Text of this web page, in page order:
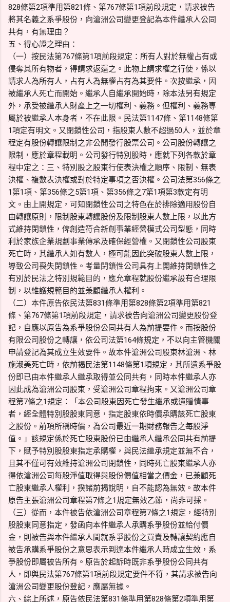
828條第2項準用第821條、第767條第1項前段規定，請求被告
將其名義之系爭股份，向滄洲公司變更登記為本件繼承人公同
共有，有無理由？
五、得心證之理由：
（一）按民法第767條第1項前段規定：所有人對於無權占有或
侵奪其所有物者，得請求返還之。此物上請求權之行使，係以
請求人為所有人，占有人為無權占有為其要件。次按繼承，因
被繼承人死亡而開始。繼承人自繼承開始時，除本法另有規定
外，承受被繼承人財產上之一切權利、義務。但權利、義務專
屬於被繼承人本身者，不在此限。民法第1147條、第1148條第
1項定有明文。又閉鎖性公司，指股東人數不超過50人，並於章
程定有股份轉讓限制之非公開發行股票公司。公司股份轉讓之
限制，應於章程載明。公司發行特別股時，應就下列各款於章
程中定之：三、特別股之股東行使表決權之順序、限制、無表
決權、複數表決權或對於特定事項之否決權。公司法第356條之
1第1項、第356條之5第1項、第356條之7第1項第3款定有明
文。由上開規定，可知閉鎖性公司之特色在於排除適用股份自
由轉讓原則，限制股東轉讓股份及限制股東人數上限，以此方
式維持閉鎖性，俾創造符合新創事業經營模式公司型態，同時
利於家族企業規劃事業傳承及確保經營權。又閉鎖性公司股東
死亡時，其繼承人如有數人，極可能因此突破股東人數上限，
導致公司喪失閉鎖性。考量閉鎖性公司具有上開維持閉鎖性之
有別於民法之特別規範目的，應允章程就股份繼承設有合理限
制，以維護規範目的並兼顧繼承人權利。
（二）本件原告依民法第831條準用第828條第2項準用第821
條、第767條第1項前段規定，請求被告向滄洲公司變更股份登
記，自應以原告為系爭股份公同共有人為前提要件。而按股份
有限公司股份之轉讓，依公司法第164條規定，不以向主管機關
申請登記為其成立生效要件。故本件滄洲公司股東林滄洲、林
施淑美死亡時，依前揭民法第1148條第1項規定，其所遺系爭股
份即已由本件繼承人繼承取得並公同共有，同時本件繼承人亦
因此成為滄洲公司股東，受滄洲公司章程拘束。又滄洲公司章
程第7條之1規定：「本公司股東因死亡發生繼承或遺贈情事
者，經全體特別股股東同意，指定股東依時價承購該死亡股東
之股份。前項所稱時價，為公司最近一期財務報告之每股淨
值。」該規定係於死亡股東股份已由繼承人繼承公同共有前提
下，賦予特別股股東指定承購權，與民法繼承規定並無不合，
且其不僅可有效維持滄洲公司閉鎖性，同時死亡股東繼承人亦
得依滄洲公司每股淨值取得與股份價值相當之價金，已兼顧死
亡股東繼承人權利，揆諸前揭說明，自不能認為無效。故本件
原告主張滄洲公司章程第7條之1規定無效乙節，尚非可採。
（三）從而，本件被告依滄洲公司章程第7條之1規定，經特別
股股東同意指定，發函向本件繼承人承購系爭股份並給付價
金，則被告與本件繼承人間就系爭股份之買賣及轉讓契約應自
被告承購系爭股份之意思表示到達本件繼承人時成立生效，系
爭股份即屬被告所有。原告於起訴時既非系爭股份公同共有
人，即與民法第767條第1項前段規定要件不符，其請求被告向
滄洲公司變更股份登記，應屬無據。
六、綜上所述，原告依民法第831條準用第828條第2項準用第